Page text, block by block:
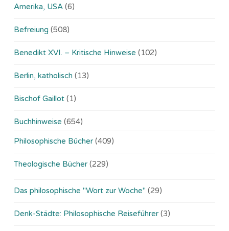
Amerika, USA (6)
Befreiung (508)
Benedikt XVI. – Kritische Hinweise (102)
Berlin, katholisch (13)
Bischof Gaillot (1)
Buchhinweise (654)
Philosophische Bücher (409)
Theologische Bücher (229)
Das philosophische "Wort zur Woche" (29)
Denk-Städte: Philosophische Reiseführer (3)